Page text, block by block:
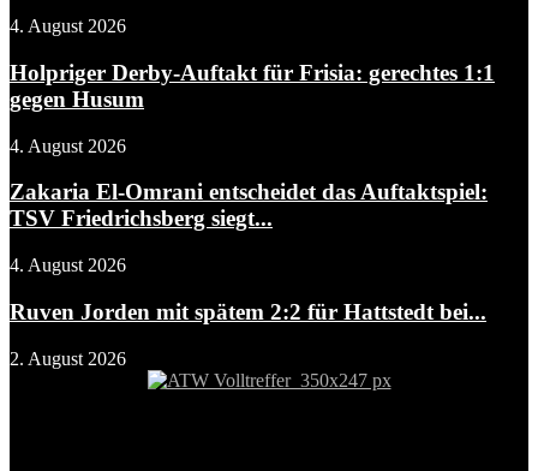
4. August 2026
Holpriger Derby-Auftakt für Frisia: gerechtes 1:1
gegen Husum
4. August 2026
Zakaria El-Omrani entscheidet das Auftaktspiel:
TSV Friedrichsberg siegt...
4. August 2026
Ruven Jorden mit spätem 2:2 für Hattstedt bei...
2. August 2026